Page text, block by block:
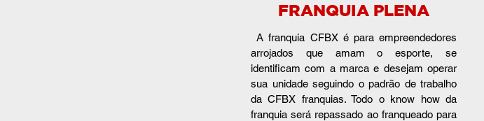
FRANQUIA PLENA
A franquia CFBX é para empreendedores
arrojados que amam o esporte, se
identificam com a marca e desejam operar
sua unidade seguindo o padrão de trabalho
da CFBX franquias. Todo o know how da
franquia será repassado ao franqueado para